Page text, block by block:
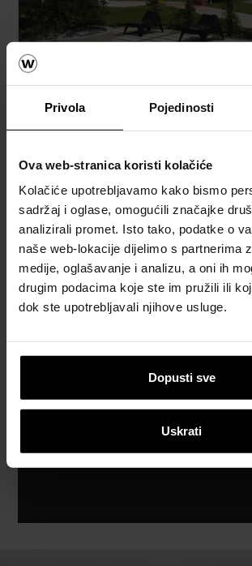
Privola Pojedinosti
Ova web-stranica koristi kolačiće
Kolačiće upotrebljavamo kako bismo
sadržaj i oglase, omogućili značajke
analizirali promet. Isto tako, podatke o
naše web-lokacije dijelimo s partnerima
medije, oglašavanje i analizu, a oni ih
drugim podacima koje ste im pružili ili
dok ste upotrebljavali njihove usluge.
Dopusti sve
Uskrati
Semmelrock opločnici
How to video sadržaj
Katalozi, brošure i tehnička
dokumentacija